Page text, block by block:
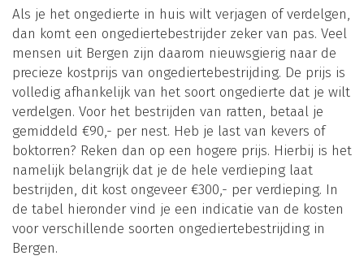
Als je het ongedierte in huis wilt verjagen of verdelgen,
dan komt een ongediertebestrijder zeker van pas. Veel
mensen uit Bergen zijn daarom nieuwsgierig naar de
precieze kostprijs van ongediertebestrijding. De prijs is
volledig afhankelijk van het soort ongedierte dat je wilt
verdelgen. Voor het bestrijden van ratten, betaal je
gemiddeld €90,- per nest. Heb je last van kevers of
boktorren? Reken dan op een hogere prijs. Hierbij is het
namelijk belangrijk dat je de hele verdieping laat
bestrijden, dit kost ongeveer €300,- per verdieping. In
de tabel hieronder vind je een indicatie van de kosten
voor verschillende soorten ongediertebestrijding in
Bergen.